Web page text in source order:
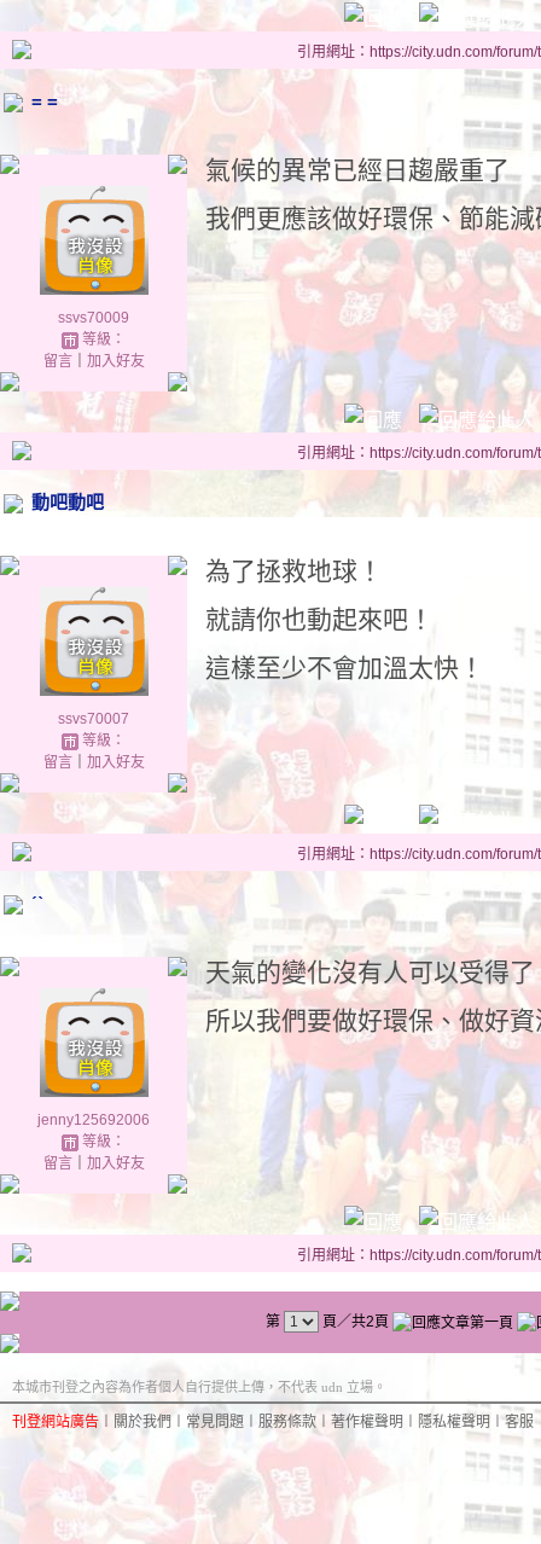
引用網址：https://city.udn.com/
= =
ssvs70009
等級：
留言｜ 加入好友
氣候的異常已經日趨嚴重了
我們更應該做好環保、節能
引用網址：https://city.udn.com/
動吧動吧
ssvs70007
等級：
留言｜ 加入好友
為了拯救地球！
就請你也動起來吧！
這樣至少不會加溫太快！
引用網址：https://city.udn.com/
ˊˋ
jenny125692006
等級：
留言｜ 加入好友
天氣的變化沒有人可以受得了
所以我們要做好環保、做好資
引用網址：https://city.udn.com/
第 頁／共2頁
本城市刊登之內容為作者個人自行提供上傳，不代表 udn 立場。
刊登網站廣告 關於我們 常見問題 服務條款 著作權聲明 隱私權聲明 ︱客服